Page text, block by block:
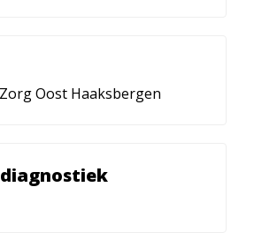
Oost Haaksbergen